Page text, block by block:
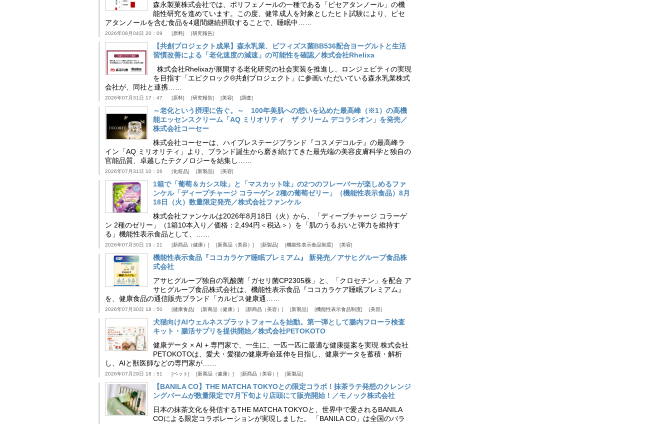
森永製菓株式会社では、ポリフェノールの一種である「ピセアタンノール」の機
能性研究を進めています。この度、健常成人を対象としたヒト試験により、ピセ
アタンノールを含む食品を4週間継続摂取することで、睡眠中……
2026年08月04日 20：09 原料 研究報告
【共創プロジェクト成果】森永乳業、ビフィズス菌BB536配合ヨーグルトと生活
習慣改善による「老化速度の減速」の可能性を確認／株式会社Rhelixa
株式会社Rhelixaが展開する老化研究の社会実装を推進し、ロンジェビティの実現
を目指す「エピクロック®共創プロジェクト」に参画いただいている森永乳業株式
会社が、同社と連携……
2026年07月31日 17：47 原料 研究報告 美容 調査
～老化という摂理に告ぐ。～ 100年美肌への想いを込めた最高峰（※1）の高機
能エッセンスクリーム「AQ ミリオリティ ザ クリーム デコラシオン」を発売／
株式会社コーセー
株式会社コーセーは、ハイプレステージブランド『コスメデコルテ』の最高峰ラ
イン「AQ ミリオリティ」より、ブランド誕生から磨き続けてきた最先端の美容皮膚科学と独自の
官能品質、卓越したテクノロジーを結集し……
2026年07月31日 10：26 化粧品 新製品 美容
1箱で「葡萄＆カシス味」と「マスカット味」の2つのフレーバーが楽しめるファ
ンケル「ディープチャージ コラーゲン 2種の葡萄ゼリー」（機能性表示食品）8月
18日（火）数量限定発売／株式会社ファンケル
株式会社ファンケルは2026年8月18日（火）から、「ディープチャージ コラーゲ
ン 2種のゼリー」（1箱10本入り／価格：2,494円＜税込＞）を「肌のうるおいと弾力を維持す
る」機能性表示食品として、……
2026年07月30日 19：21 新商品（健康） 新商品（美容） 新製品 機能性表示食品制度 美容
機能性表示食品『ココカラケア睡眠プレミアム』 新発売／アサヒグループ食品株
式会社
アサヒグループ独自の乳酸菌「ガセリ菌CP2305株」と、「クロセチン」を配合 ア
サヒグループ食品株式会社は、機能性表示食品『ココカラケア睡眠プレミアム』
を、健康食品の通信販売ブランド「カルピス健康通……
2026年07月30日 18：50 健康食品 新商品（健康） 新商品（美容） 新製品 機能性表示食品制度 美容
犬猫向けAIウェルネスプラットフォームを始動。第一弾として腸内フローラ検査
キット・腸活サプリを提供開始／株式会社PETOKOTO
健康データ × AI + 専門家で、一生に、一匹一匹に最適な健康提案を実現 株式会社
PETOKOTOは、愛犬・愛猫の健康寿命延伸を目指し、健康データを蓄積・解析
し、AIと獣医師などの専門家が……
2026年07月29日 18：51 ペット 新商品（健康） 新商品（美容） 新製品
【BANILA CO】THE MATCHA TOKYOとの限定コラボ！抹茶ラテ発想のクレンジ
ングバームが数量限定で7月下旬より店頭にて販売開始！／モノック株式会社
日本の抹茶文化を発信するTHE MATCHA TOKYOと、世界中で愛されるBANILA
COによる限定コラボレーションが実現しました。 「BANILA CO」は全国のバラ